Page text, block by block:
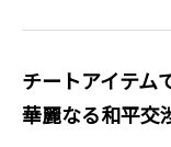
チートアイテム
華麗なる和平交